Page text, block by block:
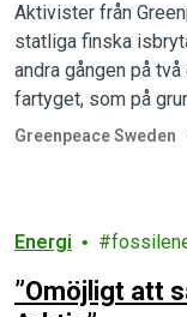
Aktivister från
statliga finska
andra gången på
fartyget, som på
timmar försenat
Greenpeace Sweden
Energi
”Omöjligt att